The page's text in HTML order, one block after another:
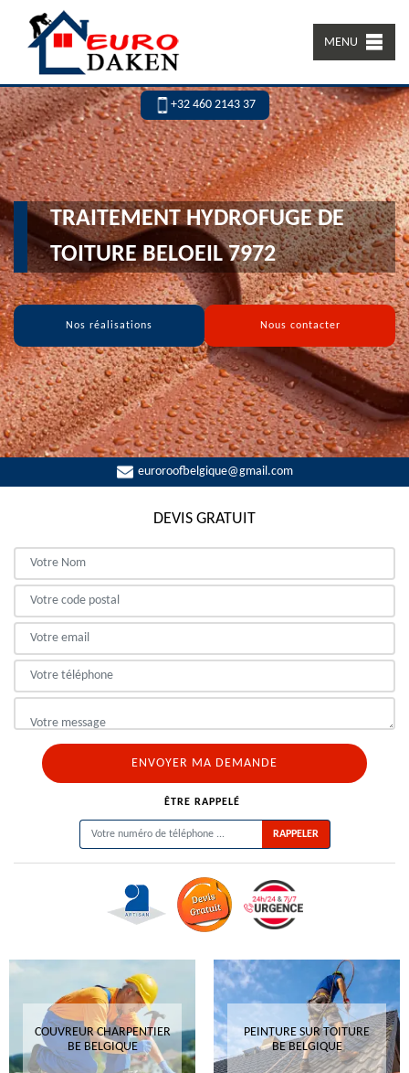
MENU
+32 460 2143 37
TRAITEMENT HYDROFUGE DE
TOITURE BELOEIL 7972
Nos réalisations Nous contacter
euroroofbelgique@gmail.com
DEVIS GRATUIT
ÊTRE RAPPELÉ
COUVREUR CHARPENTIER
BE BELGIQUE
PEINTURE SUR TOITURE
BE BELGIQUE